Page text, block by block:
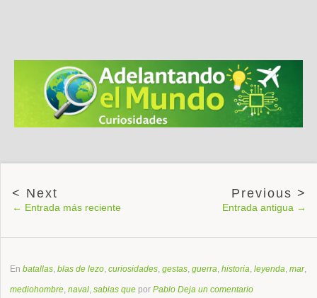
← Entrada más reciente Entrada antigua →
Enbatallas,blas de lezo,curiosidades,gestas,guerra,historia,leyenda,mar,
mediohombre,naval,sabias que porPablo Deja un comentario